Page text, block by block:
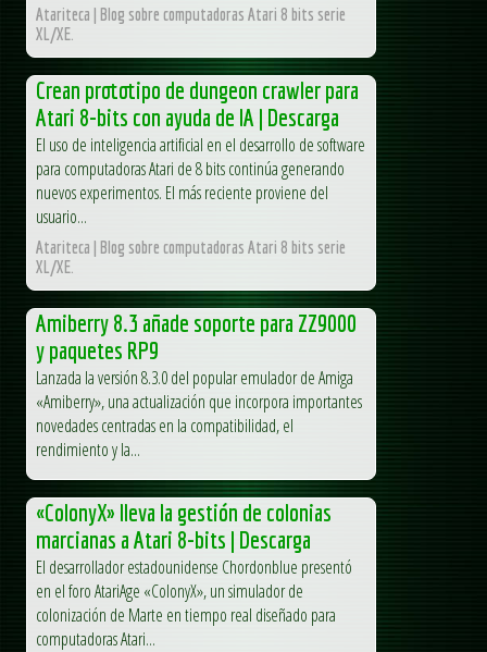
Atariteca | Blog sobre computadoras Atari 8 bits serie
XL/XE.
Crean prototipo de dungeon crawler para
Atari 8-bits con ayuda de IA | Descarga
El uso de inteligencia artificial en el desarrollo de software
para computadoras Atari de 8 bits continúa generando
nuevos experimentos. El más reciente proviene del
usuario...
Atariteca | Blog sobre computadoras Atari 8 bits serie
XL/XE.
Amiberry 8.3 añade soporte para ZZ9000
y paquetes RP9
Lanzada la versión 8.3.0 del popular emulador de Amiga
«Amiberry», una actualización que incorpora importantes
novedades centradas en la compatibilidad, el
rendimiento y la...
«ColonyX» lleva la gestión de colonias
marcianas a Atari 8-bits | Descarga
El desarrollador estadounidense Chordonblue presentó
en el foro AtariAge «ColonyX», un simulador de
colonización de Marte en tiempo real diseñado para
computadoras Atari...